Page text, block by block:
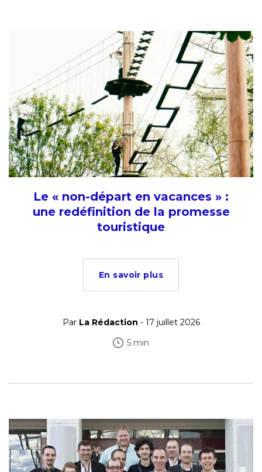
Le « non-départ en vacances » :
une redéfinition de la promesse
touristique
En savoir plus
Par La Rédaction - 17 juillet 2026
5 min